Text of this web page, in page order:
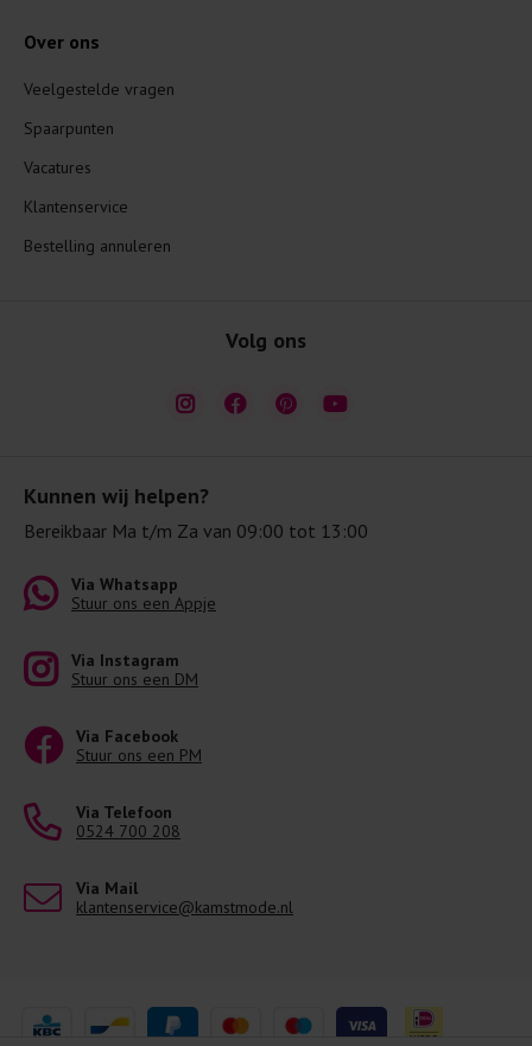
Kunnen wij helpen?
Bereikbaar Ma t/m Za van 09:00 tot 13:00
Via Whatsapp
Stuur ons een Appje
Via Instagram
Stuur ons een DM
Via Facebook
Stuur ons een PM
Via Telefoon
0524 700 208
Via Mail
klantenservice@kamstmode.nl
Over ons
Veelgestelde vragen
Spaarpunten
Vacatures
Klantenservice
Bestelling annuleren
Volg ons